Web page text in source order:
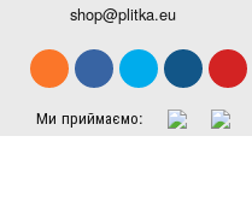
shop@plitka.eu
Ми приймаємо: